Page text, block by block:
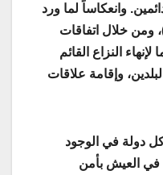
وانعكاساً لما ورد
ومن خلال اتفاقات
النزاع القائم
وإقامة علاقات
دولة في الوجود
في العيش بأمن